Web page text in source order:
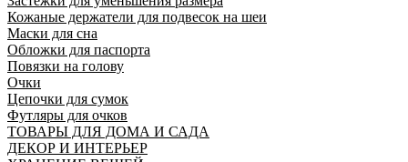
Кожаные держатели для подвесок на шеи
Маски для сна
Обложки для паспорта
Повязки на голову
Очки
Цепочки для сумок
Футляры для очков
ТОВАРЫ ДЛЯ ДОМА И САДА
ДЕКОР И ИНТЕРЬЕР